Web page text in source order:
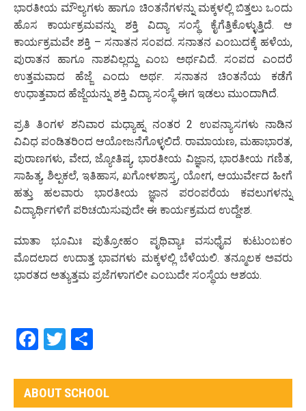
ಭಾರತೀಯ ಮೌಲ್ಯಗಳು ಹಾಗೂ ಚಿಂತನೆಗಳನ್ನು ಮಕ್ಕಳಲ್ಲಿ ಬಿತ್ತಲು ಒಂದು
ಹೊಸ ಕಾರ್ಯಕ್ರಮವನ್ನು ಶಕ್ತಿ ವಿದ್ಯಾ ಸಂಸ್ಥೆ ಕೈಗೆತ್ತಿಕೊಳ್ಳುತ್ತಿದೆ. ಆ
ಕಾರ್ಯಕ್ರಮವೇ ಶಕ್ತಿ – ಸನಾತನ ಸಂಪದ. ಸನಾತನ ಎಂಬುದಕ್ಕೆ ಹಳೆಯ,
ಪುರಾತನ ಹಾಗೂ ನಾಶವಿಲ್ಲದ್ದು ಎಂಬ ಅರ್ಥವಿದೆ. ಸಂಪದ ಎಂದರೆ
ಉತ್ತಮವಾದ ಹೆಜ್ಜೆ ಎಂದು ಅರ್ಥ. ಸನಾತನ ಚಿಂತನೆಯ ಕಡೆಗೆ
ಉಧಾತ್ತವಾದ ಹೆಜ್ಜೆಯನ್ನು ಶಕ್ತಿ ವಿದ್ಯಾ ಸಂಸ್ಥೆ ಈಗ ಇಡಲು ಮುಂದಾಗಿದೆ.
ಪ್ರತಿ ತಿಂಗಳ ಶನಿವಾರ ಮಧ್ಯಾಹ್ನ ನಂತರ 2 ಉಪನ್ಯಾಸಗಳು ನಾಡಿನ
ವಿವಿಧ ಪಂಡಿತರಿಂದ ಆಯೋಜನೆಗೊಳ್ಳಲಿದೆ. ರಾಮಾಯಣ, ಮಹಾಭಾರತ,
ಪುರಾಣಗಳು, ವೇದ, ಜ್ಯೋತಿಷ್ಯ, ಭಾರತೀಯ ವಿಜ್ಞಾನ, ಭಾರತೀಯ ಗಣಿತ,
ಸಾಹಿತ್ಯ, ಶಿಲ್ಪಕಲೆ, ಇತಿಹಾಸ, ಖಗೋಳಶಾಸ್ತ್ರ, ಯೋಗ, ಆಯುರ್ವೇದ ಹೀಗೆ
ಹತ್ತು ಹಲವಾರು ಭಾರತೀಯ ಜ್ಞಾನ ಪರಂಪರೆಯ ಕವಲುಗಳನ್ನು
ವಿದ್ಯಾರ್ಥಿಗಳಿಗೆ ಪರಿಚಯಿಸುವುದೇ ಈ ಕಾರ್ಯಕ್ರಮದ ಉದ್ದೇಶ.
ಮಾತಾ ಭೂಮಿಃ ಪುತ್ರೋಹಂ ಪೃಥಿವ್ಯಾಃ ವಸುಧೈವ ಕುಟುಂಬಕಂ
ಮೊದಲಾದ ಉದಾತ್ತ ಭಾವಗಳು ಮಕ್ಕಳಲ್ಲಿ ಬೆಳೆಯಲಿ. ತನ್ಮೂಲಕ ಅವರು
ಭಾರತದ ಅತ್ಯುತ್ತಮ ಪ್ರಜೆಗಳಾಗಲೀ ಎಂಬುದೇ ಸಂಸ್ಥೆಯ ಆಶಯ.
Facebook
Twitter
ABOUT SCHOOL